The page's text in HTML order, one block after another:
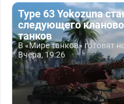
Type 63 Yokozuna
следующего
танков
В «Мире танков» готовят
Вчера, 19:26